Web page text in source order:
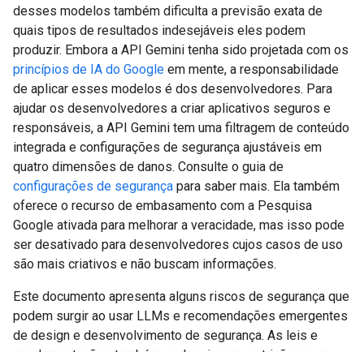
desses modelos também dificulta a previsão exata de
quais tipos de resultados indesejáveis eles podem
produzir. Embora a API Gemini tenha sido projetada com os
princípios de IA do Google em mente, a responsabilidade
de aplicar esses modelos é dos desenvolvedores. Para
ajudar os desenvolvedores a criar aplicativos seguros e
responsáveis, a API Gemini tem uma filtragem de conteúdo
integrada e configurações de segurança ajustáveis em
quatro dimensões de danos. Consulte o guia de
configurações de segurança para saber mais. Ela também
oferece o recurso de embasamento com a Pesquisa
Google ativada para melhorar a veracidade, mas isso pode
ser desativado para desenvolvedores cujos casos de uso
são mais criativos e não buscam informações.
Este documento apresenta alguns riscos de segurança que
podem surgir ao usar LLMs e recomendações emergentes
de design e desenvolvimento de segurança. As leis e